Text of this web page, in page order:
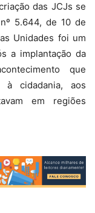
das JCJs se
5.644, de 10 de
Unidades foi um
a implantação da
que
cidadania, aos
em regiões